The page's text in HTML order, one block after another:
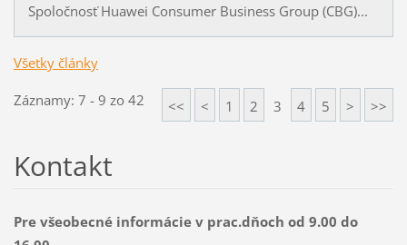
Spoločnosť Huawei Consumer Business Group (CBG)...
Všetky články
Záznamy: 7 - 9 zo 42 << < 1 2 3 4 5 > >>
Kontakt
Pre všeobecné informácie v prac.dňoch od 9.00 do